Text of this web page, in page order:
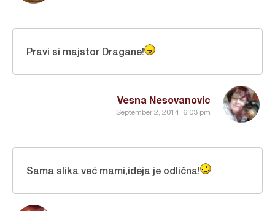
Vesna Nesovanovic
September 2, 2014, 6:03 pm
Pravi si majstor Dragane!
Sama slika već mami,ideja je odlična!